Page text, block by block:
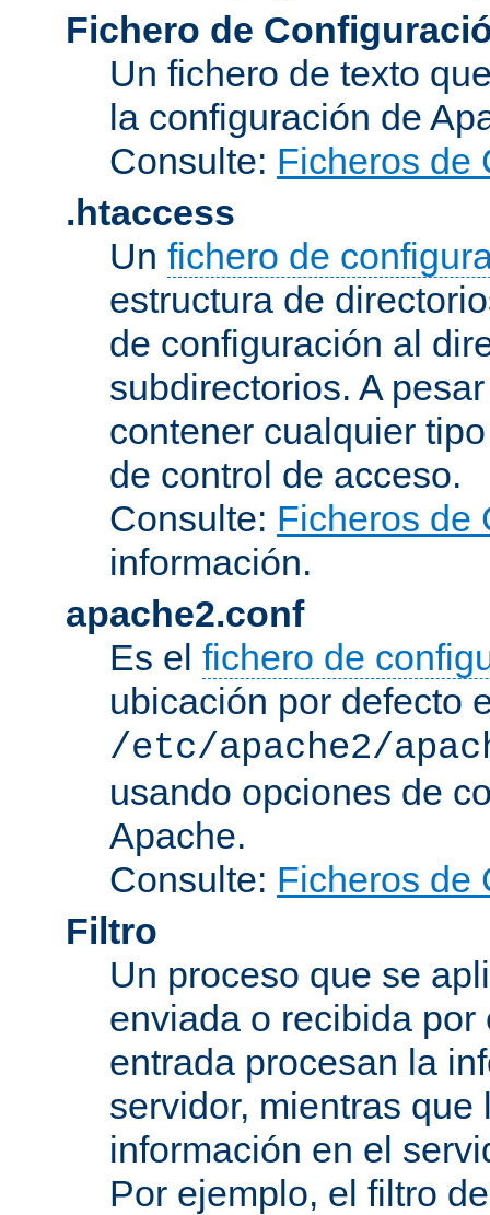
Fichero de
Un fichero de texto
la configuración de
Consulte: Ficheros de
.htaccess
Un fichero de
estructura de
de configuración al
subdirectorios. A
contener cualquier
de control de acceso.
Consulte: Ficheros de
información.
apache2.conf
Es el fichero de
ubicación por defecto
/etc/apache2/
usando opciones de
Apache.
Consulte: Ficheros de
Filtro
Un proceso que se
enviada o recibida
entrada procesan la
servidor, mientras
información en el
Por ejemplo, el filtro